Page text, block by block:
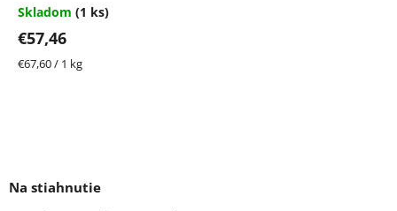
Skladom (1 ks)
€57,46
Jednotková
€67,60 / 1 kg